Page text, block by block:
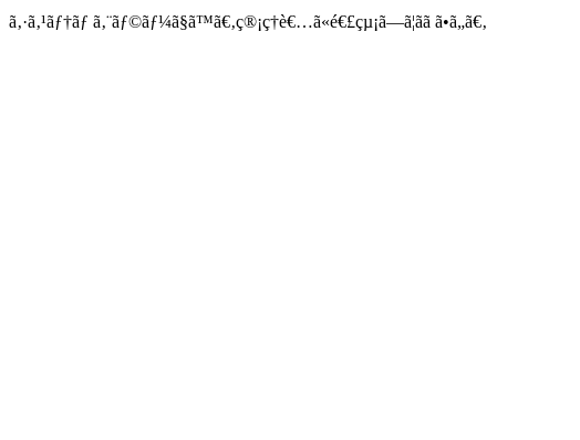
ã‚·ã‚¹ãƒ†ãƒ ã‚¨ãƒ©ãƒ¼ã§ã™ã€‚ç®¡ç†è€…ã«é€£çµ¡ã—ã¦ãã ã•ã„ã€‚